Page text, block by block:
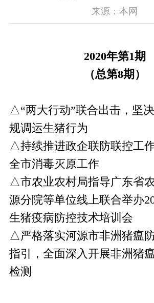
来源：本网
2020年第1期
（总第8期）
△“两大行动”联合出击，坚
规调运生猪行为
△持续推进政企联防联控工
全市消毒灭原工作
△市农业农村局指导广东省
源分院等单位线上联合举办
生猪疫病防控技术培训会
△严格落实河源市非洲猪瘟
指引，全面深入开展非洲猪
检测